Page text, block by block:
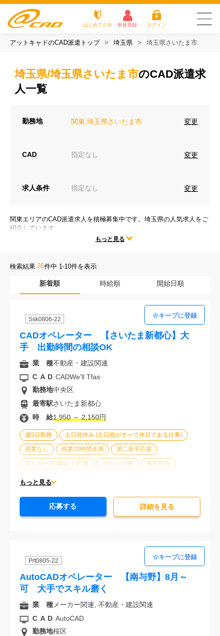
はじめての方 新規登録 ログイン
アットキャドが選ばれる3つの理由
お役立ちコラム
会社案内
お電話でのお問い合わせ
0120-630-660 大 阪 0120-057-727
0120-978-186
電話受付：平日 9:15～19:00
方
探す
ム
質問
アットキャドのCAD派遣トップ 埼玉県 埼玉県さいたま市
埼玉県/埼玉県さいたま市のCAD派遣求
人一覧
勤務地 関東,埼玉県さいたま市 変更
CAD 指定なし 変更
求人条件 指定なし 変更
関東エリアのCAD派遣求人を積極募集中です。埼玉県の人気求人をご
紹介しています。
テレワークや時短勤務、残業なしなどの人気な働き方だけではなく、
もっと見る
検索結果 36件中 1-10件を表示
新着順 時給順 開始日順
Ssk0806-22
CADオペレーター 【さいたま新都心】大
手 出勤時間の相談OK
週5日勤務 土日祝休み (土日祝がすべて休日である仕事)
残業なし 残業20時間未満 第二新卒応援
エルダー(40歳以上)応援 ブランクOK 服装自由
大手企業
派遣スタッフ活躍中 未経験歓迎
もっと見る
業 種不動産・建設関連
CAD CADWe'll Tfas
勤務地中央区
最寄駅さいたま新都心
時 給1,950 ～ 2,150円
応募する 詳細を⾒る
Prt0805-22
AutoCADオペレーター 【南与野】8月～
可 大手でスキル磨く
業 種メーカー関連, 不動産・建設関連
CAD AutoCAD
勤務地桜区